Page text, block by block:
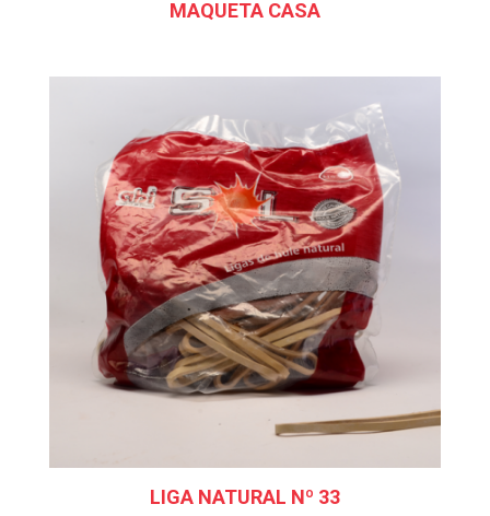
MAQUETA CASA
LIGA NATURAL Nº 33